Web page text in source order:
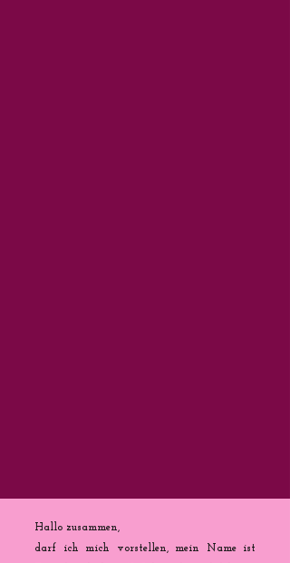
Hallo zusammen,
darf ich mich vorstellen, mein Name ist